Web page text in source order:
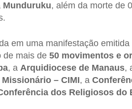
Munduruku, além da morte de
em uma manifestação
de mais de 50 movimentos e
, a Arquidiocese de Manaus,
– CIMI, a
dos Religiosos do